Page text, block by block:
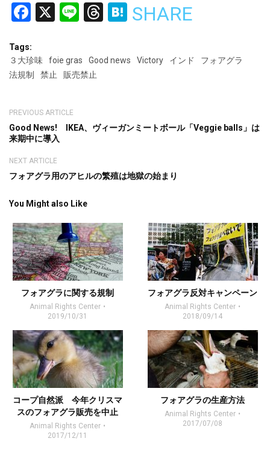
Facebook
X LineThreads
Hatena
SHARE
Tags:
３大珍味
foie gras Good news Victory インド
フォアグラ
法規制
禁止 販売禁止
PREVIOUS ARTICLE
Good News! IKEA、ヴィーガンミートボール「Veggie balls」は
来期中に導入
NEXT ARTICLE
フォアグラ用のアヒルの繁殖は地獄の始まり
You Might also Like
フォアグラに関する規制
Animal Rights Center
2019/10/31
フォアグラ反対キャンペーン
Animal Rights Center
2018/09/14
コープ自然派 今年クリスマ
スのフォアグラ販売を中止
Animal Rights Center
2017/12/11
フォアグラの生産方法
Animal Rights Center
2017/07/08